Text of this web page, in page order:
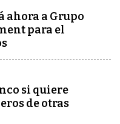
ahora a Grupo
para el
si quiere
de otras